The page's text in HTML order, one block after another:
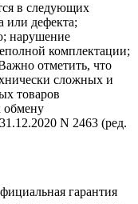
в следующих
или дефекта;
нарушение
комплектации;
отметить, что
сложных и
товаров
обмену
N 2463 (ред.
гарантия